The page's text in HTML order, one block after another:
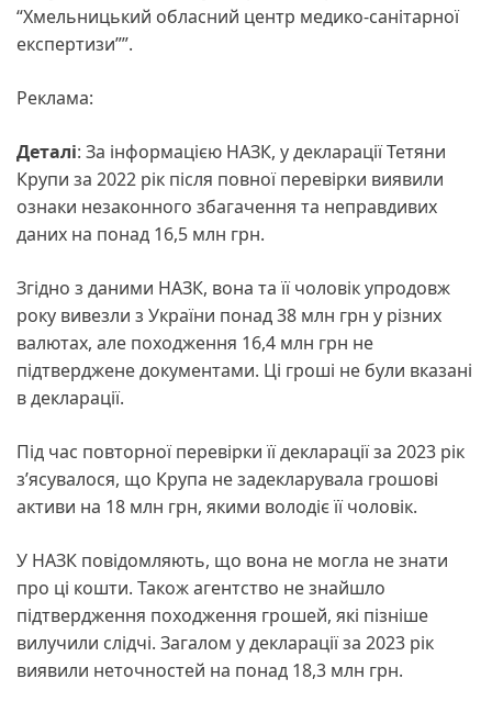
“Хмельницький обласний центр медико-санітарної
експертизи””.
Реклама:
Деталі: За інформацією НАЗК, у декларації Тетяни
Крупи за 2022 рік після повної перевірки виявили
ознаки незаконного збагачення та неправдивих
даних на понад 16,5 млн грн.
Згідно з даними НАЗК, вона та її чоловік упродовж
року вивезли з України понад 38 млн грн у різних
валютах, але походження 16,4 млн грн не
підтверджене документами. Ці гроші не були вказані
в декларації.
Під час повторної перевірки її декларації за 2023 рік
з’ясувалося, що Крупа не задекларувала грошові
активи на 18 млн грн, якими володіє її чоловік.
У НАЗК повідомляють, що вона не могла не знати
про ці кошти. Також агентство не знайшло
підтвердження походження грошей, які пізніше
вилучили слідчі. Загалом у декларації за 2023 рік
виявили неточностей на понад 18,3 млн грн.